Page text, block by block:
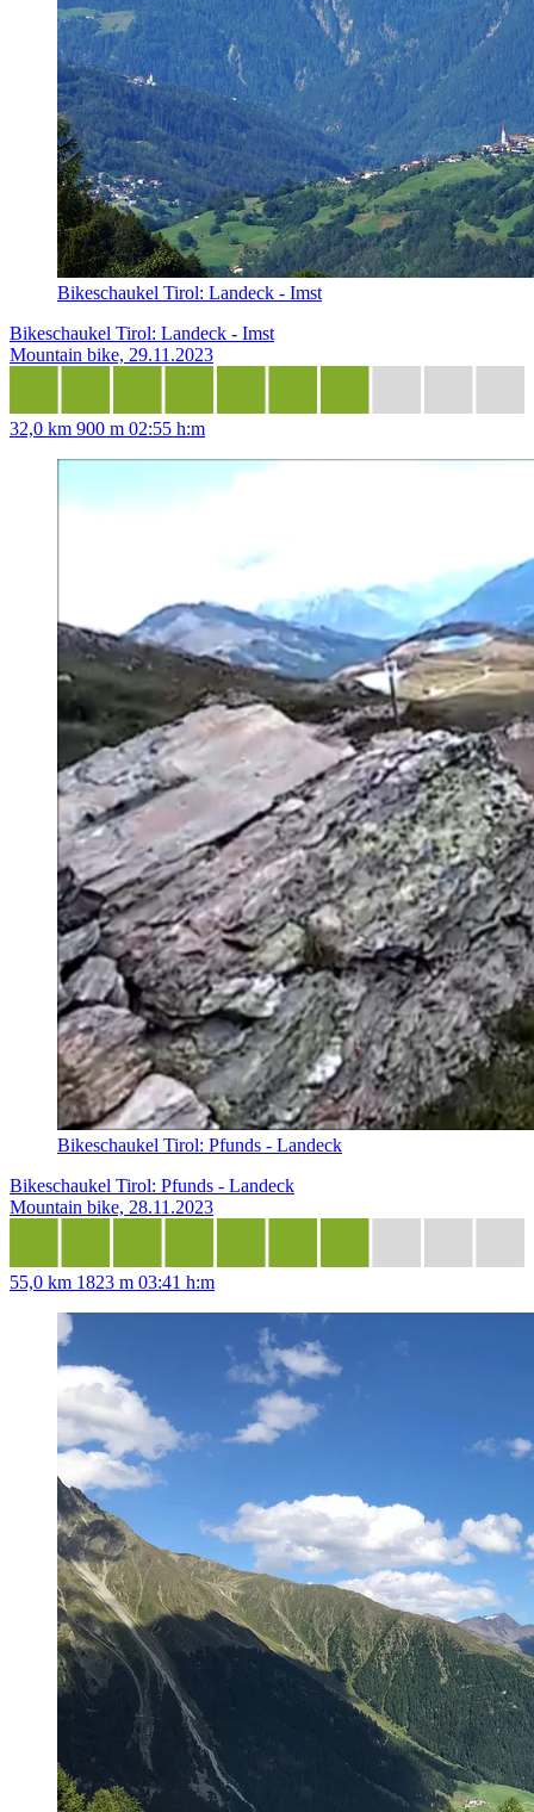
Bikeschaukel Tirol: Landeck - Imst
Bikeschaukel Tirol: Landeck - Imst
Mountain bike, 29.11.2023
32,0 km 900 m 02:55 h:m
Bikeschaukel Tirol: Pfunds - Landeck
Bikeschaukel Tirol: Pfunds - Landeck
Mountain bike, 28.11.2023
55,0 km 1823 m 03:41 h:m